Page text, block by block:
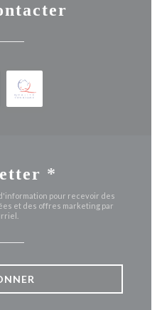
*
pour recevoir des
et des offres marketing par